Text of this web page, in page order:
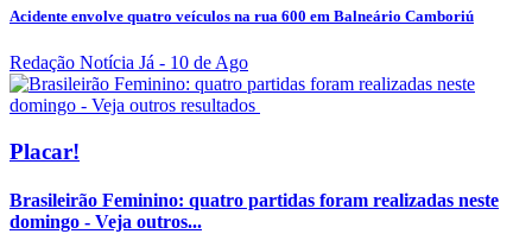
Acidente envolve quatro veículos na rua 600 em Balneário Camboriú
Redação Notícia Já - 10 de Ago
Placar!
Brasileirão Feminino: quatro partidas foram realizadas neste
domingo - Veja outros...